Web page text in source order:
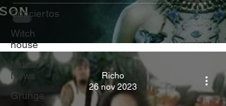
Conciertos
Witch
house
Music
News
Grunge
Richo
26 nov 2023